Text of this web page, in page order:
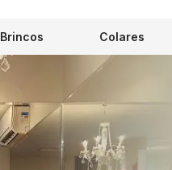
Brincos Colares